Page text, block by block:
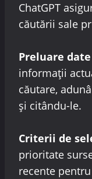
ChatGPT
căutării sale
Preluare
informații
căutare,
și citându-le.
Criterii de
prioritate
recente